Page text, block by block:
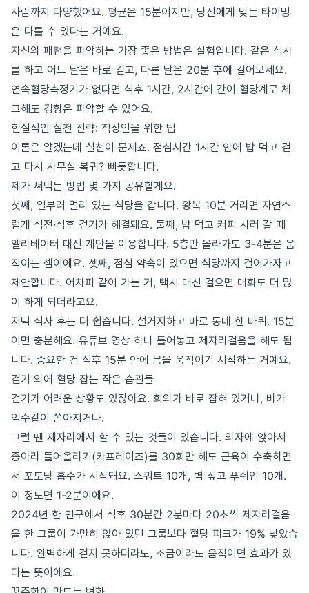
사람까지 다양했어요. 평균은 15분이지만, 당신에게 맞는 타이밍
은 다를 수 있다는 거예요.
자신의 패턴을 파악하는 가장 좋은 방법은 실험입니다. 같은 식사
를 하고 어느 날은 바로 걷고, 다른 날은 20분 후에 걸어보세요.
연속혈당측정기가 없다면 식후 1시간, 2시간에 간이 혈당계로 체
크해도 경향은 파악할 수 있어요.
현실적인 실천 전략: 직장인을 위한 팁
이론은 알겠는데 실천이 문제죠. 점심시간 1시간 안에 밥 먹고 걷
고 다시 사무실 복귀? 빠듯합니다.
제가 써먹는 방법 몇 가지 공유할게요.
첫째, 일부러 멀리 있는 식당을 갑니다. 왕복 10분 거리면 자연스
럽게 식전·식후 걷기가 해결돼요. 둘째, 밥 먹고 커피 사러 갈 때
엘리베이터 대신 계단을 이용합니다. 5층만 올라가도 3-4분은 움
직이는 셈이에요. 셋째, 점심 약속이 있으면 식당까지 걸어가자고
제안합니다. 어차피 같이 가는 거, 택시 대신 걸으면 대화도 더 많
이 하게 되더라고요.
저녁 식사 후는 더 쉽습니다. 설거지하고 바로 동네 한 바퀴. 15분
이면 충분해요. 유튜브 영상 하나 틀어놓고 제자리걸음을 해도 됩
니다. 중요한 건 식후 15분 안에 몸을 움직이기 시작하는 거예요.
걷기 외에 혈당 잡는 작은 습관들
걷기가 어려운 상황도 있잖아요. 회의가 바로 잡혀 있거나, 비가
억수같이 쏟아지거나.
그럴 땐 제자리에서 할 수 있는 것들이 있습니다. 의자에 앉아서
종아리 들어올리기(카프레이즈)를 30회만 해도 근육이 수축하면
서 포도당 흡수가 시작돼요. 스쿼트 10개, 벽 짚고 푸쉬업 10개.
이 정도면 1-2분이에요.
2024년 한 연구에서 식후 30분간 2분마다 20초씩 제자리걸음
을 한 그룹이 가만히 앉아 있던 그룹보다 혈당 피크가 19% 낮았습
니다. 완벽하게 걷지 못하더라도, 조금이라도 움직이면 효과가 있
다는 뜻이에요.